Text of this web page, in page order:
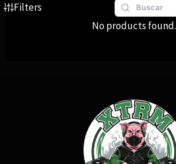
Filters
No products found.